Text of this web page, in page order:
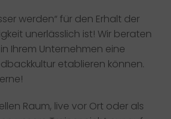
werden“ für den Erhalt der
unerlässlich ist! Wir beraten
Ihrem Unternehmen eine
etablieren können.
Raum, live vor Ort oder als